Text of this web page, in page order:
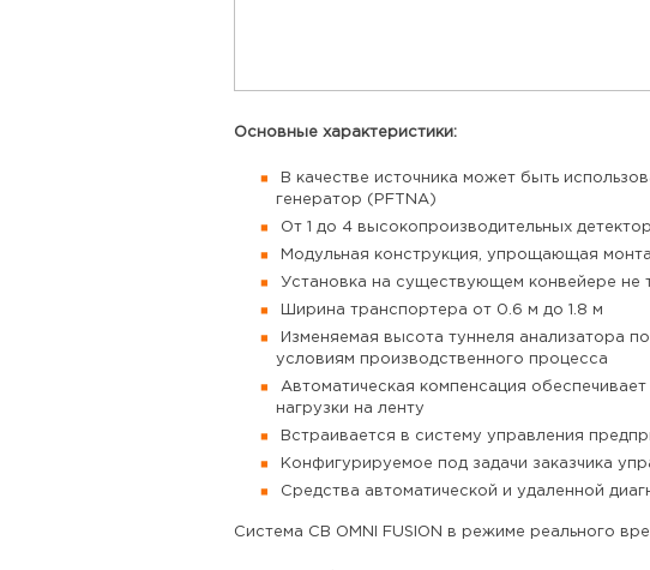
Основные характеристики:
В качестве источника может быть
генератор (PFTNA)
От 1 до 4 высокопроизводительных
Модульная конструкция, упрощающая
Установка на существующем конвейере не
Ширина транспортера от 0.6 м до 1.8 м
Изменяемая высота туннеля анализатора
условиям производственного процесса
Автоматическая компенсация
нагрузки на ленту
Встраивается в систему управления
Конфигурируемое под задачи заказчика
Средства автоматической и удаленной
Система CB OMNI FUSION в режиме реального